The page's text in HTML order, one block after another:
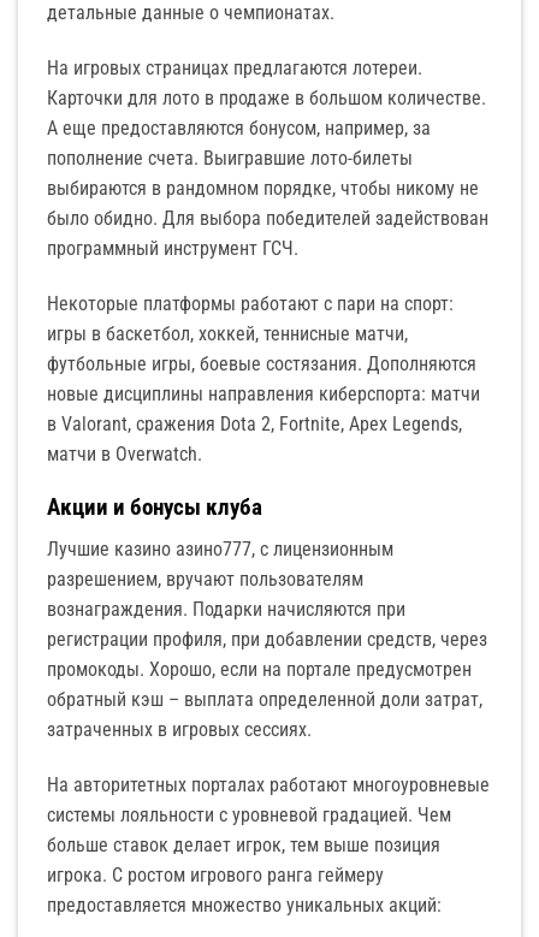
детальные данные о чемпионатах.
На игровых страницах предлагаются лотереи.
Карточки для лото в продаже в большом количестве.
А еще предоставляются бонусом, например, за
пополнение счета. Выигравшие лото-билеты
выбираются в рандомном порядке, чтобы никому не
было обидно. Для выбора победителей задействован
программный инструмент ГСЧ.
Некоторые платформы работают с пари на спорт:
игры в баскетбол, хоккей, теннисные матчи,
футбольные игры, боевые состязания. Дополняются
новые дисциплины направления киберспорта: матчи
в Valorant, сражения Dota 2, Fortnite, Apex Legends,
матчи в Overwatch.
Акции и бонусы клуба
Лучшие казино азино777, с лицензионным
разрешением, вручают пользователям
вознаграждения. Подарки начисляются при
регистрации профиля, при добавлении средств, через
промокоды. Хорошо, если на портале предусмотрен
обратный кэш – выплата определенной доли затрат,
затраченных в игровых сессиях.
На авторитетных порталах работают многоуровневые
системы лояльности с уровневой градацией. Чем
больше ставок делает игрок, тем выше позиция
игрока. С ростом игрового ранга геймеру
предоставляется множество уникальных акций: